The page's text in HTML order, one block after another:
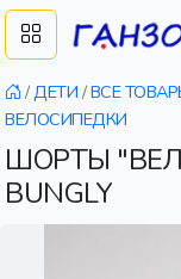
/ДЕТИ /ВСЕ
ВЕЛОСИПЕДКИ
ШОРТЫ
BUNGLY